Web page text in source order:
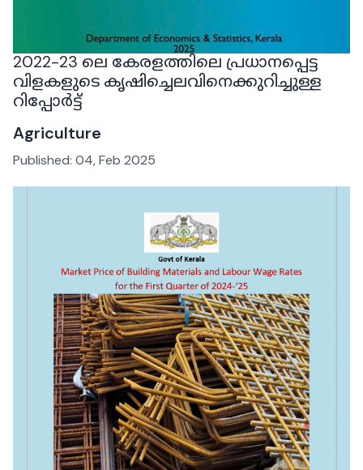
2022-23 ലെ കേരളത്തിലെ പ്രധാനപ്പെട്ട
വിളകളുടെ കൃഷിച്ചെലവിനെക്കുറിച്ചുള്ള
റിപ്പോർട്ട്
Agriculture
Published: 04, Feb 2025